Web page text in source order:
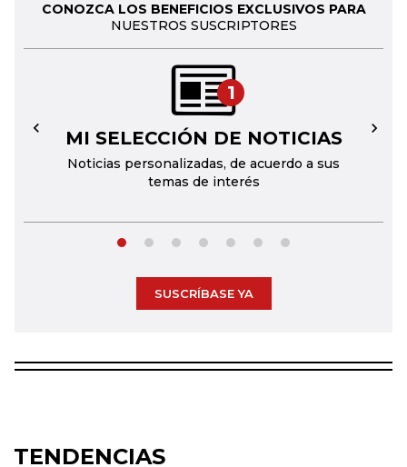
CONOZCA LOS BENEFICIOS EXCLUSIVOS PARA
NUESTROS SUSCRIPTORES
1
MI SELECCIÓN DE NOTICIAS
Noticias personalizadas, de acuerdo a sus
temas de interés
← →
SUSCRÍBASE YA
TENDENCIAS